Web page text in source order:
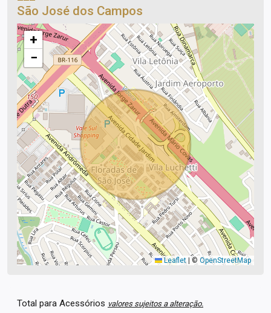
São José dos Campos
+
−
Leaflet © OpenStreetMap
Total para Acessórios valores sujeitos a alteração.